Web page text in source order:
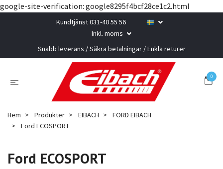
google-site-verification: google8295f4bcf28ce1c2.html
Kundtjänst 031-40 55 56
Inkl. moms
Snabb leverans / Säkra betalningar / Enkla returer
0
Hem Produkter EIBACH
FORD EIBACH
Ford ECOSPORT
Ford ECOSPORT